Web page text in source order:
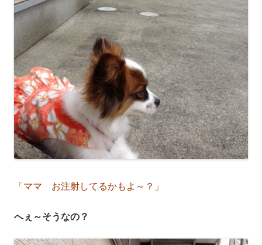
「ママ お注射してるかもよ～？」
へぇ～そうなの？